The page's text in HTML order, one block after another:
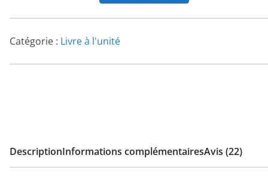
moi
chanson
française
Catégorie : Livre à l'unité
DescriptionInformations complémentairesAvis (22)